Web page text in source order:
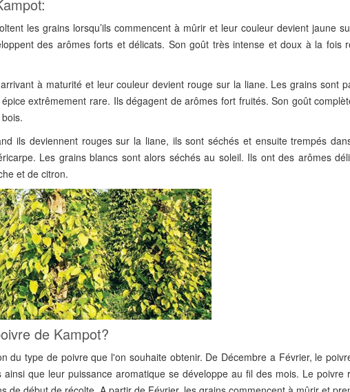
les grains lorsqu’ils commencent à mûrir et leur couleur devient jaune
des arômes forts et délicats. Son goût très intense et doux à la fois
à maturité et leur couleur devient rouge sur la liane. Les grains sont
extrêmement rare. Ils dégagent de arômes fort fruités. Son goût
ils deviennent rouges sur la liane, ils sont séchés et ensuite trempés
Les grains blancs sont alors séchés au soleil. Ils ont des arômes
et de citron.
de Kampot?
du type de poivre que l'on souhaite obtenir. De Décembre a Février, le
que leur puissance aromatique se développe au fil des mois. Le poivre